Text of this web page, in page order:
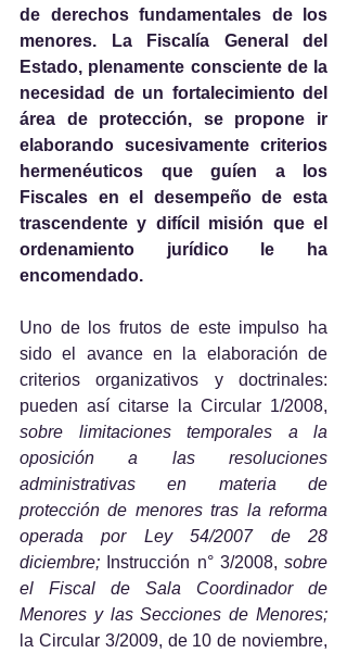
de derechos fundamentales de los
menores. La Fiscalía General del
Estado, plenamente consciente de la
necesidad de un fortalecimiento del
área de protección, se propone ir
elaborando sucesivamente criterios
hermenéuticos que guíen a los
Fiscales en el desempeño de esta
trascendente y difícil misión que el
ordenamiento jurídico le ha
encomendado.
Uno de los frutos de este impulso ha
sido el avance en la elaboración de
criterios organizativos y doctrinales:
sobre limitaciones temporales a la
oposición a las resoluciones
administrativas en materia de
protección de menores tras la reforma
operada por Ley 54/2007 de 28
diciembre;
Instrucción n° 3/2008, sobre
el Fiscal de Sala Coordinador de